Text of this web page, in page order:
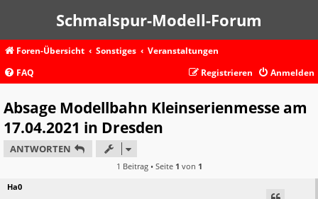
Schmalspur-Modell-Forum
Foren-Übersicht Sonstiges
Veranstaltungen
FAQ
Anmelden
Registrieren
Absage Modellbahn Kleinserienmesse am
17.04.2021 in Dresden
ANTWORTEN
1 Beitrag • Seite 1 von 1
Ha0